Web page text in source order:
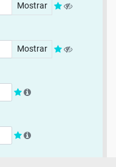
Mostrar
Mostrar